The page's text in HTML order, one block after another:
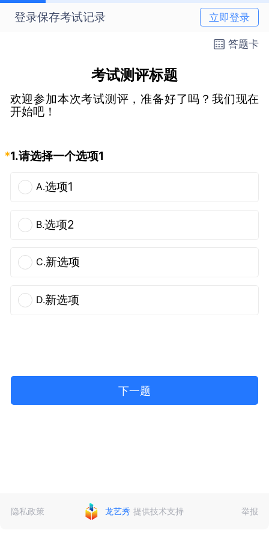
登录保存考试记录 立即登录
答题卡
考试测评标题
欢迎参加本次考试测评，准备好了吗？我们现在
开始吧！
*1.请选择一个选项1
A.选项1
B.选项2
C.新选项
D.新选项
下一题
举报
隐私政策 龙艺秀 提供技术支持